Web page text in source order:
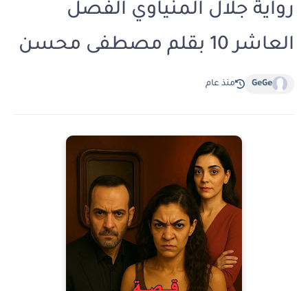
رواية جلال المنياوي الفصل
العاشر 10 بقلم مصطفى محسن
GeGe منذ عام